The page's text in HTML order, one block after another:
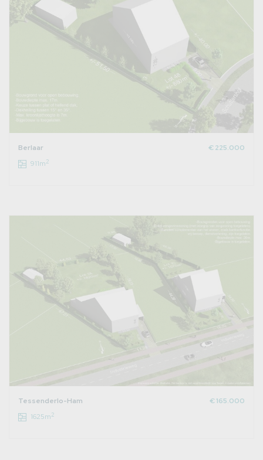
Berlaar
€ 225.000
911m2
Tessenderlo-Ham
€ 165.000
1625m2